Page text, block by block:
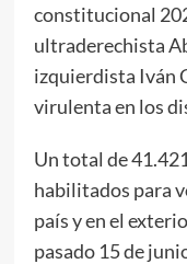
constitucional
ultraderechista
izquierdista Iván
virulenta en los
Un total de
habilitados para
país y en el
pasado 15 de